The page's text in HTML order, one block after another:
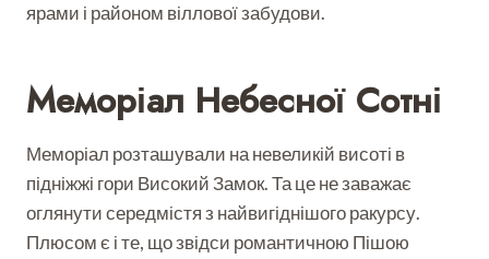
ярами і районом віллової забудови.
Меморіал Небесної Сотні
Меморіал розташували на невеликій висоті в
підніжжі гори Високий Замок. Та це не заважає
оглянути середмістя з найвигіднішого ракурсу.
Плюсом є і те, що звідси романтичною Пішою